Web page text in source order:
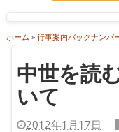
ホーム » 行事案内バックナンバ
中世を読
いて
2012年1月17日